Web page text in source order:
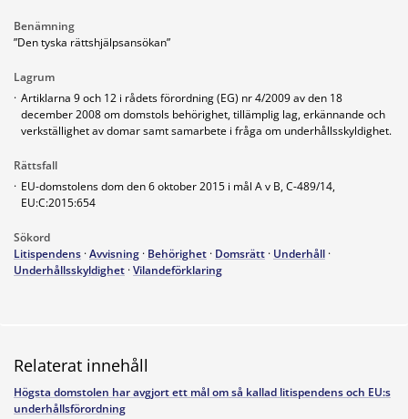
Benämning
”Den tyska rättshjälpsansökan”
Lagrum
· Artiklarna 9 och 12 i rådets förordning (EG) nr 4/2009 av den 18
december 2008 om domstols behörighet, tillämplig lag, erkännande och
verkställighet av domar samt samarbete i fråga om underhållsskyldighet.
Rättsfall
· EU-domstolens dom den 6 oktober 2015 i mål A v B, C-489/14,
EU:C:2015:654
Sökord
Litispendens ·Avvisning · Behörighet · Domsrätt · Underhåll ·
Underhållsskyldighet ·Vilandeförklaring
Relaterat innehåll
Högsta domstolen har avgjort ett mål om så kallad litispendens och EU:s
underhållsförordning